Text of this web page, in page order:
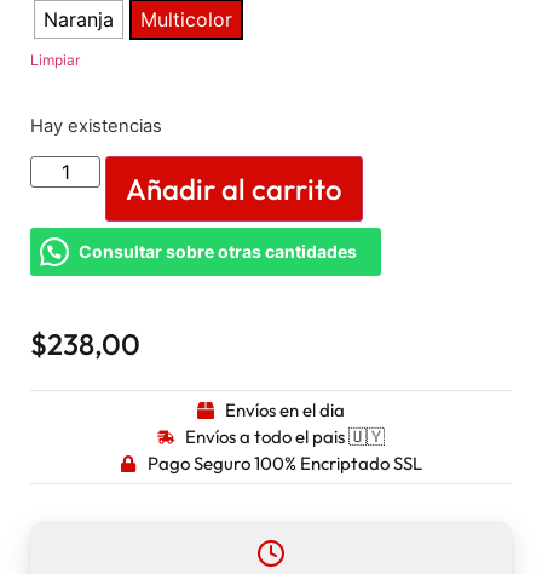
Naranja Multicolor
Limpiar
Hay existencias
Añadir al carrito
Consultar sobre otras cantidades
$238,00
Envíos en el dia
Envíos a todo el pais 🇺🇾
Pago Seguro 100% Encriptado SSL